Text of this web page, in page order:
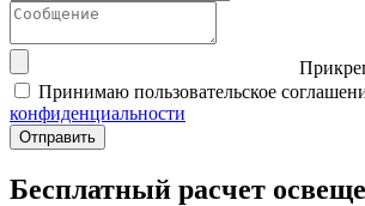
Принимаю пользовательское
конфиденциальности
Бесплатный расчет